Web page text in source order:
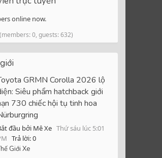
online now.
0, guests: 632)
GRMN Corolla 2026 lộ
Siêu phẩm hatchback giới
730 chiếc hội tụ tinh hoa
đầu bởi Mê Xe Thứ sáu lúc 5:01
Trả lời: 0
Giới Xe